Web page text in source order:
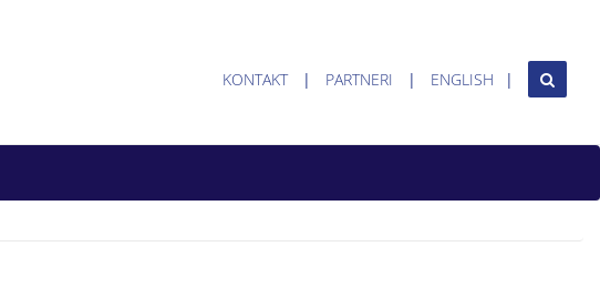
KONTAKT PARTNERI ENGLISH